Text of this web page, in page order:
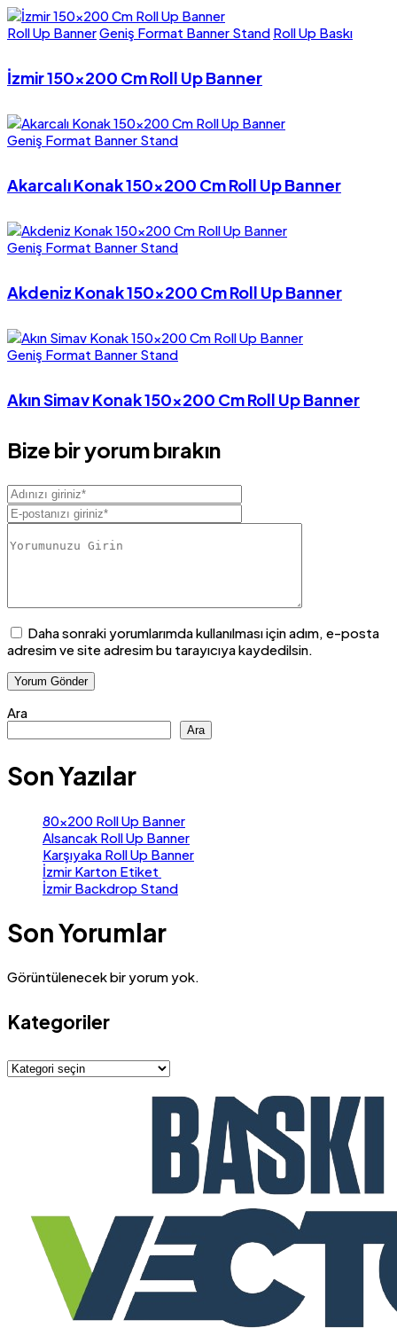
Roll Up BannerGeniş Format Banner Stand Roll Up Baskı
İzmir 150×200 Cm Roll Up Banner
Geniş Format Banner Stand
Akarcalı Konak 150×200 Cm Roll Up Banner
Geniş Format Banner Stand
Akdeniz Konak 150×200 Cm Roll Up Banner
Geniş Format Banner Stand
Akın Simav Konak 150×200 Cm Roll Up Banner
Bize bir yorum bırakın
Daha sonraki yorumlarımda kullanılması için adım, e-posta
adresim ve site adresim bu tarayıcıya kaydedilsin.
Ara
Ara
Son Yazılar
80×200 Roll Up Banner
Alsancak Roll Up Banner
Karşıyaka Roll Up Banner
İzmir Karton Etiket
İzmir Backdrop Stand
Son Yorumlar
Görüntülenecek bir yorum yok.
Kategoriler
Kategoriler